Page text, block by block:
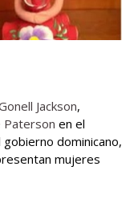
Jackson,
Paterson en el
dominicano,
mujeres